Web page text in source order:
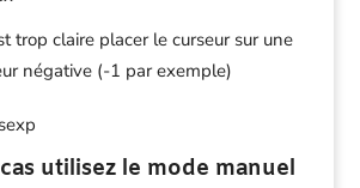
trop claire placer le curseur sur une
négative (-1 par exemple)
utilisez le mode manuel